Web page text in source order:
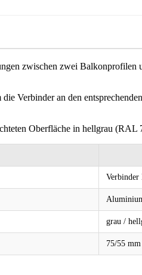
zwischen zwei
Verbinder an den
Oberfläche in hellgrau (RAL
grau /
75/55 mm